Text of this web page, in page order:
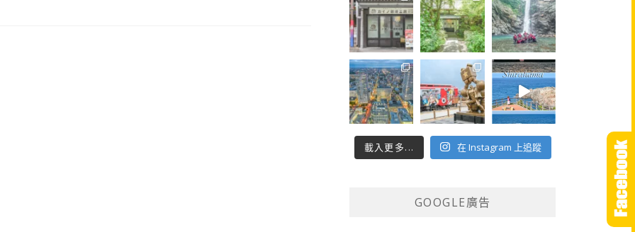
載入更多... 在 Instagram 上追蹤
GOOGLE廣告